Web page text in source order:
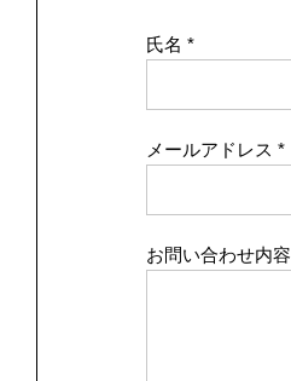
氏名
メールアドレス
お問い合わせ内容